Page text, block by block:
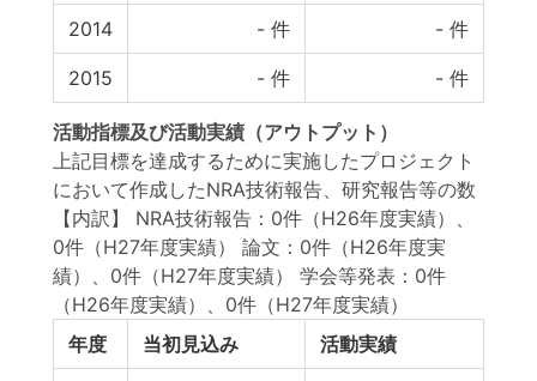
2014 - 件 - 件
2015 - 件 - 件
活動指標及び活動実績 （アウトプット）
上記目標を達成するために実施したプロジェクト
において作成したNRA技術報告、研究報告等の数
【内訳】 NRA技術報告：0件（H26年度実績）、
0件（H27年度実績） 論文：0件（H26年度実
績）、0件（H27年度実績） 学会等発表：0件
（H26年度実績）、0件（H27年度実績）
年度
当初見込み 活動実績